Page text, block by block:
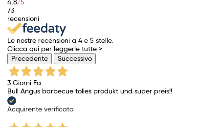
4,8/5
73
recensioni
Le nostre recensioni a 4 e 5 stelle.
Clicca qui per leggerle tutte >
Precedente
Successivo
3 Giorni Fa
Bull Angus barbecue tolles produkt und super preis!!
Acquirente verificato